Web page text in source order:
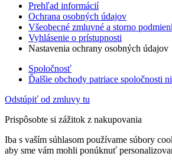
Prehľad informácií
Ochrana osobných údajov
Všeobecné zmluvné a storno
Vyhlásenie o prístupnosti
Nastavenia ochrany osobných údajov
Spoločnosť
Ďalšie obchody patriace spoločnosti
Odstúpiť od zmluvy tu
Prispôsobte si zážitok z nakupovania
Iba s vaším súhlasom používame súbory
aby sme vám mohli ponúknuť